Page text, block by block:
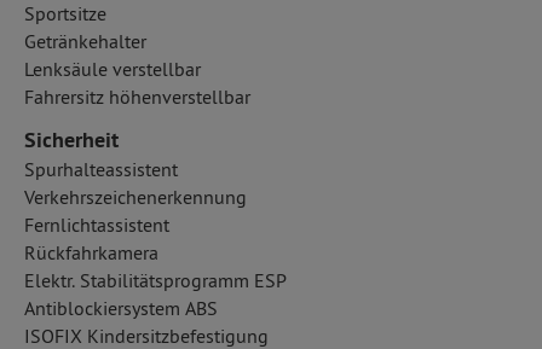
Sportsitze
Getränkehalter
Lenksäule verstellbar
Fahrersitz höhenverstellbar
Sicherheit
Spurhalteassistent
Verkehrszeichenerkennung
Fernlichtassistent
Rückfahrkamera
Elektr. Stabilitätsprogramm ESP
Antiblockiersystem ABS
ISOFIX Kindersitzbefestigung